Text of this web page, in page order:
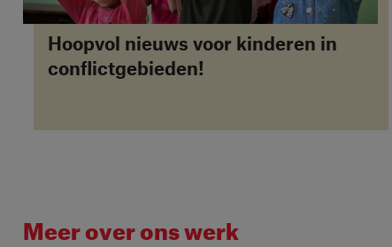
Hoopvol nieuws voor kinderen in
conflictgebieden!
Meer over ons werk